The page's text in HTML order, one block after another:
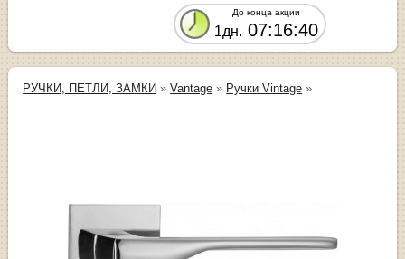
До конца акции
1дн. 07:16:40
РУЧКИ, ПЕТЛИ, ЗАМКИ »Vantage » Ручки Vintage »